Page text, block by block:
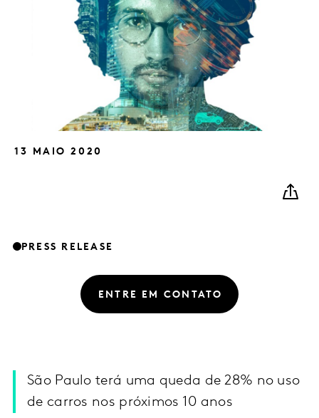
13 MAIO 2020
PRESS RELEASE
ENTRE EM CONTATO
São Paulo terá uma queda de 28% no uso
de carros nos próximos 10 anos